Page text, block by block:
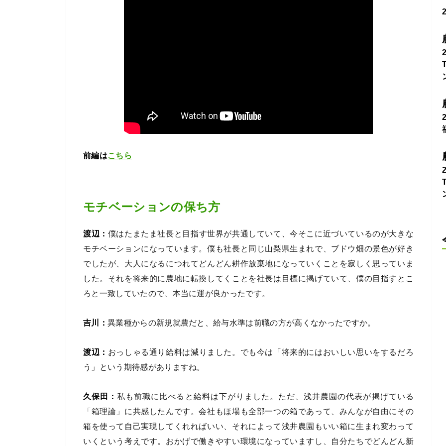
前編はこちら
モチベーションの保ち方
渡辺： 僕はたまたま社長と目指す世界が共通していて、今そこに近づいているのが大きな
モチベーションになっています。僕も社長と同じ山梨県生まれで、ブドウ畑の景色が好き
でしたが、大人になるにつれてどんどん耕作放棄地になっていくことを寂しく思っていま
した。それを将来的に農地に転換してくことを社長は目標に掲げていて、僕の目指すとこ
ろと一致していたので、本当に運が良かったです。
吉川： 異業種からの新規就農だと、給与水準は前職の方が高くなかったですか。
渡辺： おっしゃる通り給料は減りました。でも今は「将来的にはおいしい思いをするだろ
う」という期待感がありますね。
久保田：私も前職に比べると給料は下がりました。ただ、浅井農園の代表が掲げている
「箱理論」に共感したんです。会社もほ場も全部一つの箱であって、みんなが自由にその
箱を使って自己実現してくれればいい、それによって浅井農園もいい箱に生まれ変わって
いくという考えです。おかげで働きやすい環境になっていますし、自分たちでどんどん新